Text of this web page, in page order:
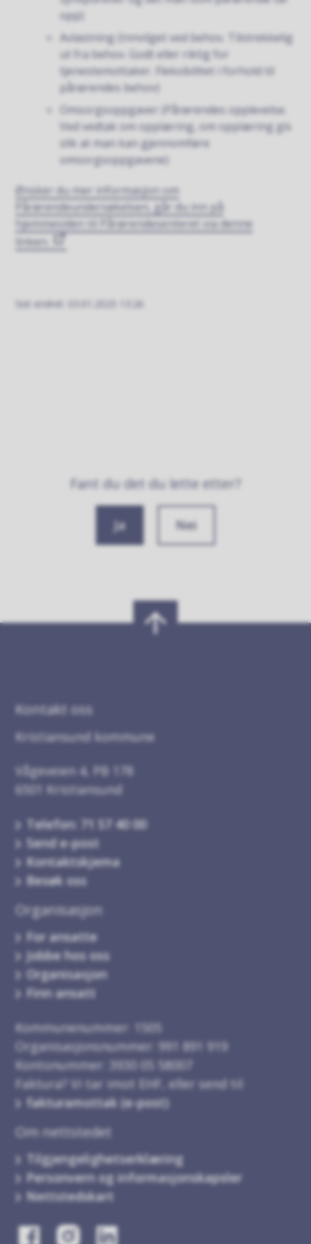
opp)
Avlastning (Innvilget ved behov. Tilstrekkelig
ut fra behov. Godt eller riktig for
tjenestemottaker. Fleksibilitet i forhold til
pårørendes behov)
Omsorgsoppgaver (Pårørendes opplevelse.
Ved vedtak om opplæring, om opplæring gis
slik at man kan gjennomføre
omsorgsoppgavene)
Ønsker du mer informasjon om
Pårørendeundersøkelsen, går du inn på
hjemmesiden til Pårørendesenteret via denne
linken.
Sist endret 03.01.2025 13:26
Fant du det du lette etter?
Ja Nei
Kontakt oss
Kristiansund kommune
Vågeveien 4, PB 178
6501 Kristiansund
Telefon: 71 57 40 00
Send e-post
Kontaktskjema
Besøk oss
Organisasjon
For ansatte
Jobbe hos oss
Organisasjon
Finn ansatt
Kommunenummer: 1505
Organisasjonsnummer: 991 891 919
Kontonummer: 3930 05 58007
Faktura? Vi tar imot EHF, eller send til
fakturamottak (e-post)
Om nettstedet
Tilgjengelighetserklæring
Personvern og informasjonskapsler
Nettstedskart